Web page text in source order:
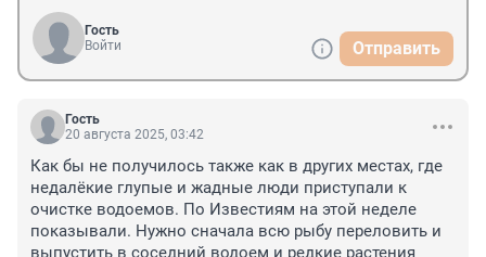
Гость
Войти
Отправить
Гость
20 августа 2025, 03:42
Как бы не получилось также как в других местах, где
недалёкие глупые и жадные люди приступали к
очистке водоемов. По Известиям на этой неделе
показывали. Нужно сначала всю рыбу переловить и
выпустить в соседний водоем и редкие растения